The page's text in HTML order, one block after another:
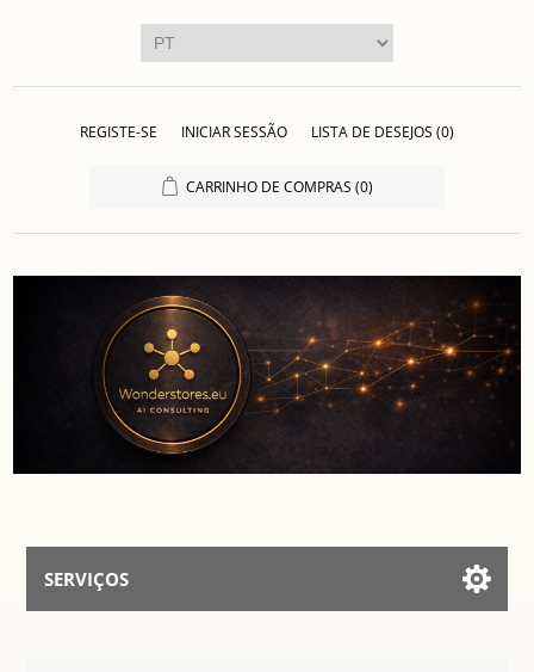
REGISTE-SE INICIAR SESSÃO LISTA DE DESEJOS (0)
CARRINHO DE COMPRAS (0)
SERVIÇOS